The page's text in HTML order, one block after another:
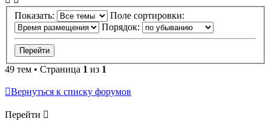
Показать:
Поле сортировки:
Порядок:
49 тем • Страница 1 из 1
Вернуться к списку форумов
Перейти